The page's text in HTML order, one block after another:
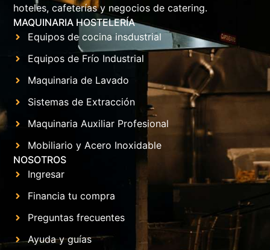
hoteles, cafeterías y negocios de catering.
MAQUINARIA HOSTELERÍA
Equipos de cocina insdustrial
Equipos de Frío Industrial
Maquinaria de Lavado
Sistemas de Extracción
Maquinaria Auxiliar Profesional
Mobiliario y Acero Inoxidable
NOSOTROS
Ingresar
Financia tu compra
Preguntas frecuentes
Ayuda y guías